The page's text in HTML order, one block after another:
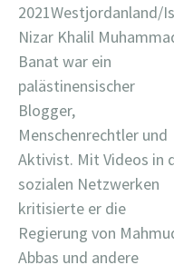
2021Westjordanland/
Nizar Khalil
Banat war ein
palästinensischer
Blogger,
Menschenrechtler und
Aktivist. Mit Videos in
sozialen Netzwerken
kritisierte er die
Regierung von
Abbas und andere